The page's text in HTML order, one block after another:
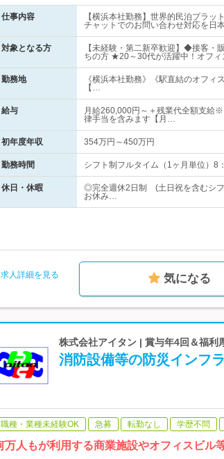
仕事内容
【横浜本社勤務】世界的民泊プラ
チャットでのお問い合わせ対応を日
対象となる方
【未経験・第二新卒歓迎】◆接客・
ちの方 ★20～30代が活躍中！オフィ
勤務地
《横浜本社勤務》《駅直結のオフ
【…
給与
月給260,000円～＋残業代全額支給
律手当を含みます【月…
初年度年収 354万円～450万円
勤務時間 シフト制フルタイム（1ヶ月単位）
休日・休暇
◎完全週休2日制 (土日祝を含むシフ
お休み…
求人詳細を見る 気になる
株式会社アイタン | 賞与年4回＆福利
消防設備等の防災インフ
職種・業種未経験OK 急募 転勤なし 学歴不問
万人もが利用する商業施設やオフィスビル